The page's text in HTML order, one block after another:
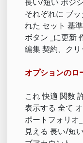
それぞれに ブ
れた セット 基
ボタン _に更新
編集 契約、クリ
オプションのロ
これ 快適 関数
表示する 全て
ポートフォリオ
見える 長い/短